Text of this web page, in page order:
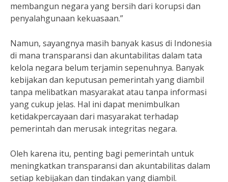
membangun negara yang bersih dari korupsi dan
penyalahgunaan kekuasaan.”
Namun, sayangnya masih banyak kasus di Indonesia
di mana transparansi dan akuntabilitas dalam tata
kelola negara belum terjamin sepenuhnya. Banyak
kebijakan dan keputusan pemerintah yang diambil
tanpa melibatkan masyarakat atau tanpa informasi
yang cukup jelas. Hal ini dapat menimbulkan
ketidakpercayaan dari masyarakat terhadap
pemerintah dan merusak integritas negara.
Oleh karena itu, penting bagi pemerintah untuk
meningkatkan transparansi dan akuntabilitas dalam
setiap kebijakan dan tindakan yang diambil.